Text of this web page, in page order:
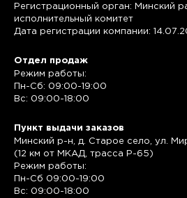
Регистрационный орган: Минский
исполнительный комитет
Дата регистрации компании:
Отдел продаж
Режим работы:
Пн-Сб: 09:00-19:00
Вс: 09:00-18:00
Пункт выдачи заказов
Минский р-н, д. Старое село, ул.
(12 км от МКАД, трасса P-65)
Режим работы:
Пн-Сб 09:00-19:00
Вс: 09:00-18:00